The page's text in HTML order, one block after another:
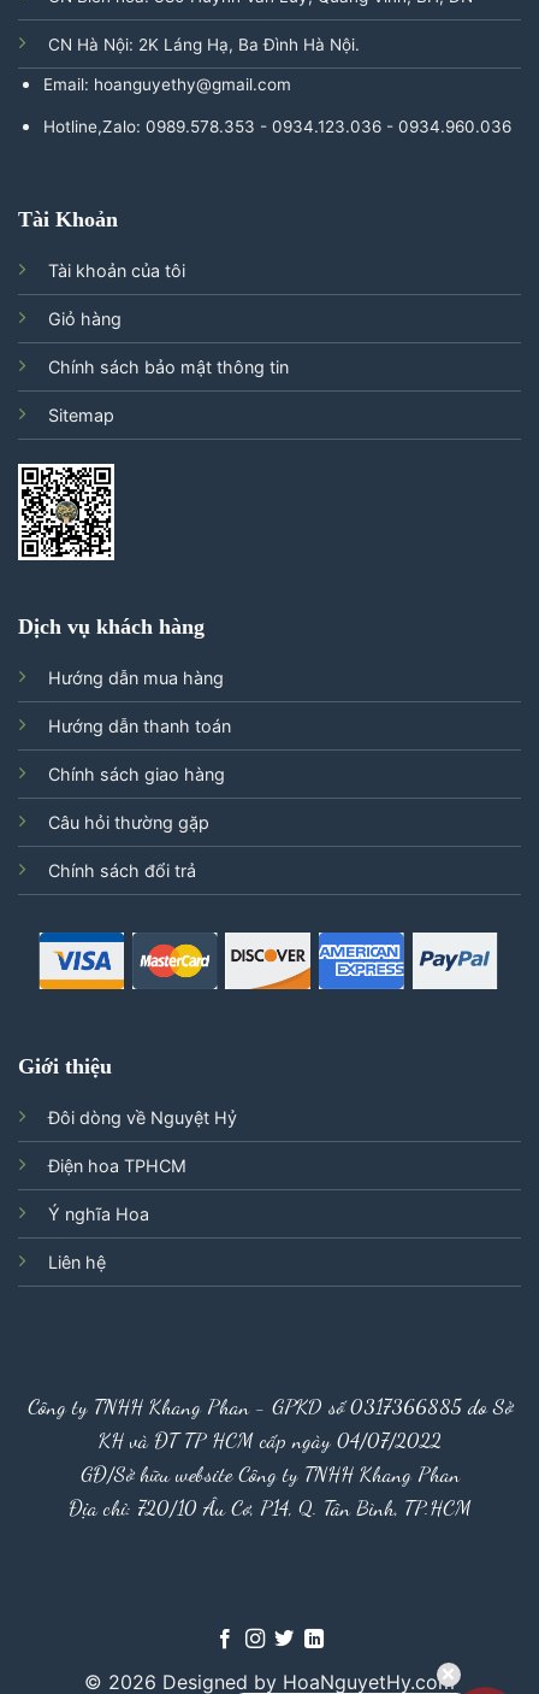
CN Hà Nội: 2K Láng Hạ, Ba Đình Hà Nội.
Email: hoanguyethy@gmail.com
Hotline,Zalo: 0989.578.353 - 0934.123.036 - 0934.960.036
Tài Khoản
Tài khoản của tôi
Giỏ hàng
Chính sách bảo mật thông tin
Sitemap
Dịch vụ khách hàng
Hướng dẫn mua hàng
Hướng dẫn thanh toán
Chính sách giao hàng
Câu hỏi thường gặp
Chính sách đổi trả
Giới thiệu
Đôi dòng về Nguyệt Hỷ
Điện hoa TPHCM
Ý nghĩa Hoa
Liên hệ
Công ty TNHH Khang Phan - GPKD số 0317366885 do Sở
KH và ĐT TP HCM cấp ngày 04/07/2022
GĐ/Sở hữu website Công ty TNHH Khang Phan
Địa chỉ: 720/10 Âu Cơ, P14, Q. Tân Bình, TP.HCM
© 2026 Designed by HoaNguyetHy.com